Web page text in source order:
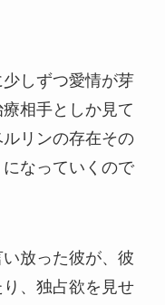
しずつ愛情が芽
相手としか見て
リンの存在その
なっていくので
放った彼が、彼
、独占欲を見せ